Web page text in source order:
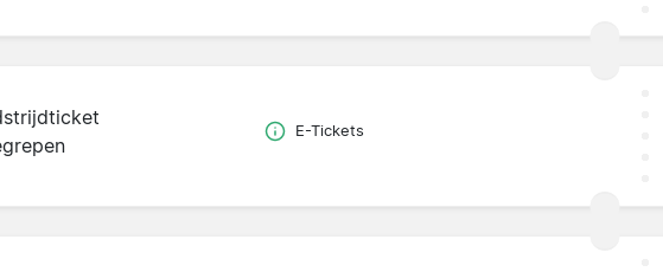
E-Tickets